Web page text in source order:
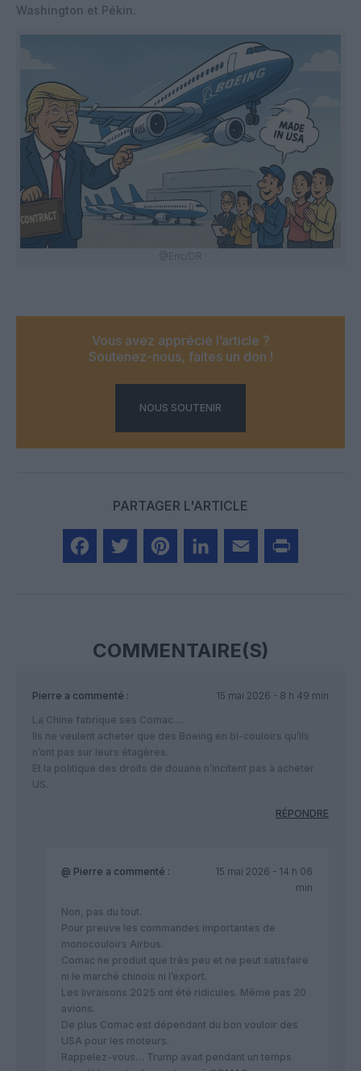
Washington et Pékin.
@Eric/DR
Vous avez apprécié l’article ?
Soutenez-nous, faites un don !
NOUS SOUTENIR
PARTAGER L'ARTICLE
COMMENTAIRE(S)
Pierre a commenté :
15 mai 2026 - 8 h 49 min
La Chine fabrique ses Comac….
Ils ne veulent acheter que des Boeing en bi-couloirs qu’ils
n’ont pas sur leurs étagères.
Et la politique des droits de douane n’incitent pas à acheter
US.
RÉPONDRE
@ Pierre a commenté :
15 mai 2026 - 14 h 06
min
Non, pas du tout.
Pour preuve les commandes importantes de
monocouloirs Airbus.
Comac ne produit que très peu et ne peut satisfaire
ni le marché chinois ni l’export.
Les livraisons 2025 ont été ridicules. Même pas 20
avions.
De plus Comac est dépendant du bon vouloir des
USA pour les moteurs.
Rappelez-vous… Trump avait pendant un temps